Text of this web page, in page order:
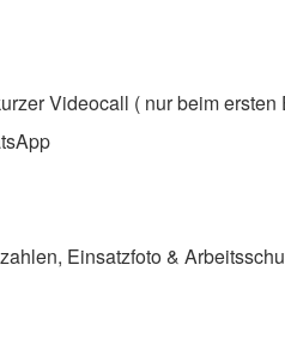
Videocall ( nur beim ersten
Einsatzfoto &